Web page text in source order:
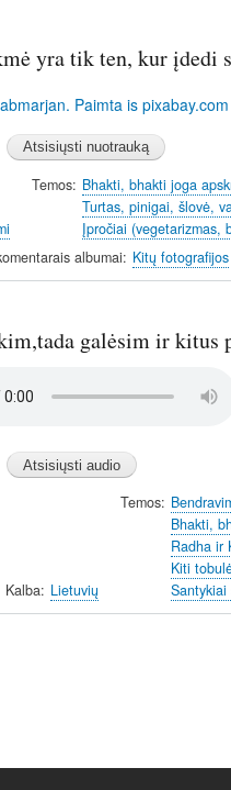
yra tik ten, kur įdedi
Temos Bhakti, bhakti joga
Turtas, pinigai, šlovė,
Įpročiai (vegetarizmas,
albumai
Kitų fotografijos
galėsim ir kitus
Kalba Lietuvių
Temos
Bhakti,
Radha ir
Kiti